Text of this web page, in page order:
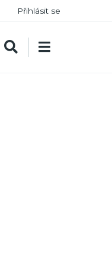
Přihlásit se